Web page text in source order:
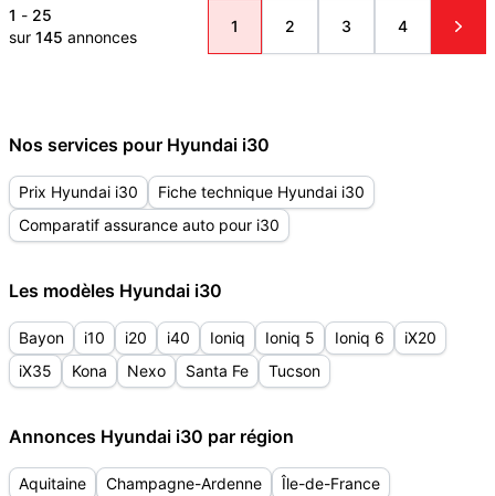
1 - 25
sur 145 annonces
1 2 3 4
Nos services pour Hyundai i30
Prix Hyundai i30
Fiche technique Hyundai i30
Comparatif assurance auto pour i30
Les modèles Hyundai i30
Bayon i10 i20 i40 Ioniq Ioniq 5 Ioniq 6
iX20
iX35
Kona Nexo Santa Fe Tucson
Annonces Hyundai i30 par région
Aquitaine Champagne-Ardenne
Île-de-France